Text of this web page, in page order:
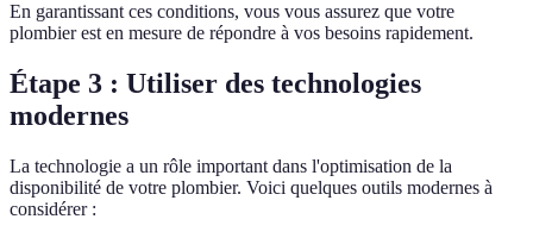
En garantissant ces conditions, vous vous assurez que votre
plombier est en mesure de répondre à vos besoins rapidement.
Étape 3 : Utiliser des technologies
modernes
La technologie a un rôle important dans l'optimisation de la
disponibilité de votre plombier. Voici quelques outils modernes à
considérer :